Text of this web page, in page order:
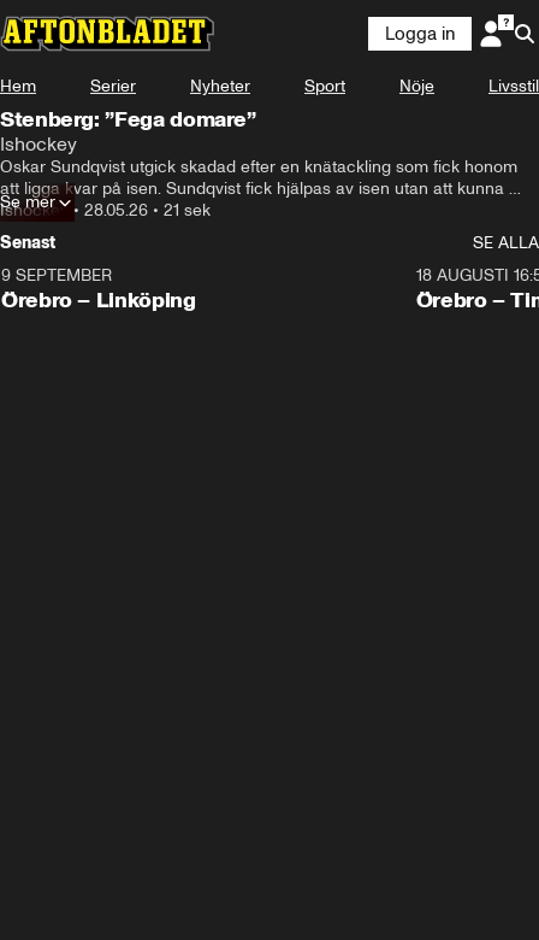
Logga in
Hem Serier Nyheter Sport Nöje Livsstil
Stenberg: ”Fega domare”
Ishockey
Oskar Sundqvist utgick skadad efter en knätackling som fick honom
att ligga kvar på isen. Sundqvist fick hjälpas av isen utan att kunna
stödja benet. Men inget matchstraff delades ut. Hör lagkamraten Ivar
Ishockey• 28.05.26 • 21 sek
Se mer
Senast
SE ALLA
Plus
9 SEPTEMBER
Örebro – Linköping
Plus
18 AUGUSTI
Örebro –